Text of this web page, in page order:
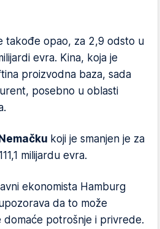
takođe opao, za 2,9 odsto u
evra. Kina, koja je
proizvodna baza, sada
posebno u oblasti
koji je smanjen je za
milijardu evra.
ekonomista Hamburg
da to može
domaće potrošnje i privrede.